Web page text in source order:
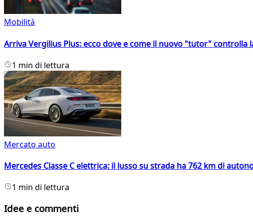
Mobilità
Arriva Vergilius Plus: ecco dove e come il nuovo "tutor" controlla
1 min di lettura
Mercato auto
Mercedes Classe C elettrica: il lusso su strada ha 762 km di
1 min di lettura
Idee e commenti